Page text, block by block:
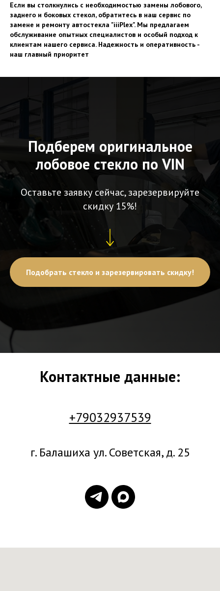
Если вы столкнулись с необходимостью замены лобового,
заднего и боковых стекол, обратитесь в наш сервис по
замене и ремонту автостекла "iiiPlex". Мы предлагаем
обслуживание опытных специалистов и особый подход к
клиентам нашего сервиса. Надежность и оперативность -
наш главный приоритет
Подберем оригинальное
лобовое стекло по VIN
Оставьте заявку сейчас, зарезервируйте
скидку 15%!
Подобрать стекло и зарезервировать скидку!
Контактные данные:
+79032937539
г. Балашиха ул. Советская, д. 25